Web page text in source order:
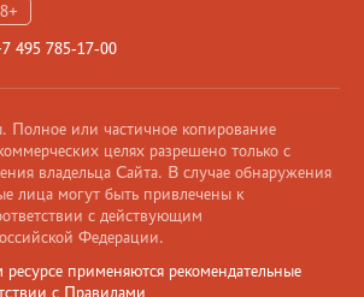
495 785-17-00
Полное или частичное копирование
целях разрешено только с
владельца Сайта. В случае обнаружения
лица могут быть привлечены к
с действующим
Федерации.
применяются рекомендательные
с Правилами